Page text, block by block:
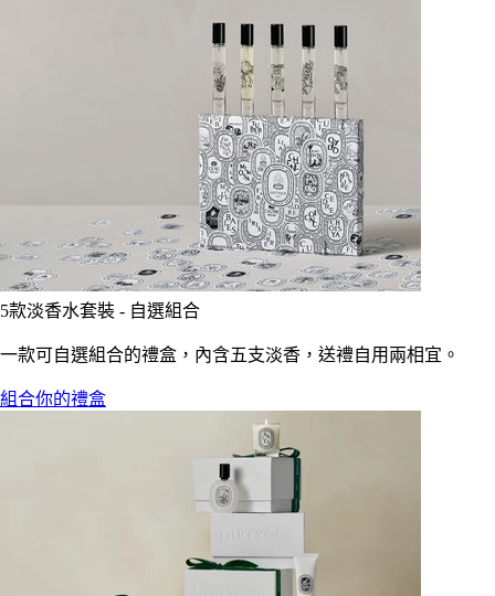
5款淡香水套裝 - 自選組合
一款可自選組合的禮盒，內含五支淡香，送禮自用兩相宜。
組合你的禮盒